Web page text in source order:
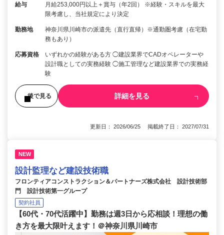
給与
月給253,000円以上＋賞与（年2回） ※経験・スキルを最大
限考慮し、当社規定により決定
勤務地
神奈川県川崎市の派遣先（直行直帰）※通勤圏考慮（在宅勤
務もあり）
応募資格
いずれかの経験がある方 ◯建設業界でCADオペレーターや
設計職としての実務経験 ◯施工管理など建設業界での実務経
験
後で見る 詳細を見る
更新日： 2026/06/25 掲載終了日： 2027/07/31
NEW
設計監理など建設技術職
フロンティアコンストラクション＆パートナーズ株式会社 設計技術部
門 設計技術第一グループ
契約社員
【60代・70代活躍中】勤務は週3日から応相談！理想の働
き方を最大限叶えます！＠神奈川県川崎市